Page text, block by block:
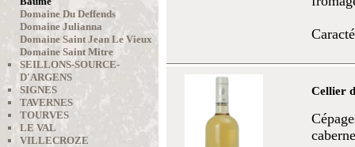
Domaine Du Deffends
Domaine Julianna
Domaine Saint Jean Le Vieux
Domaine Saint Mitre
SEILLONS-SOURCE-
D'ARGENS
SIGNES
TAVERNES
TOURVES
LE VAL
VILLECROZE
Cellier